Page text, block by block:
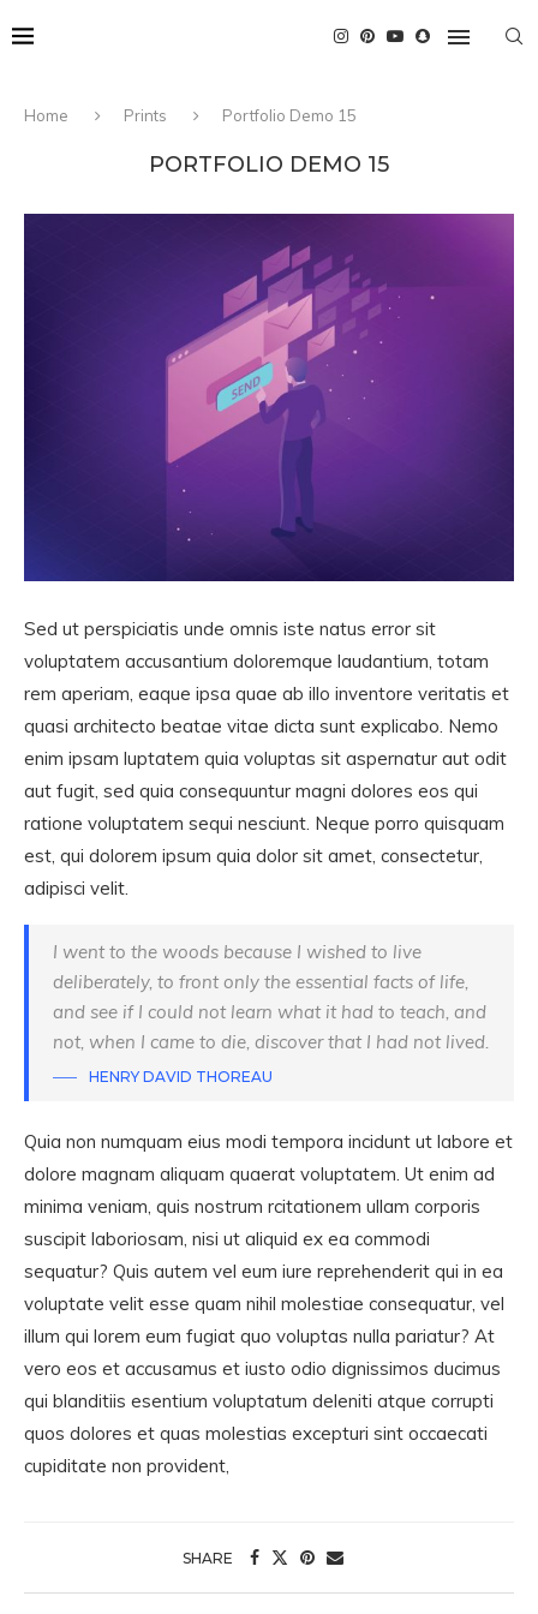
Home Prints Portfolio Demo 15
PORTFOLIO DEMO 15
Sed ut perspiciatis unde omnis iste natus error sit
voluptatem accusantium doloremque laudantium, totam
rem aperiam, eaque ipsa quae ab illo inventore veritatis et
quasi architecto beatae vitae dicta sunt explicabo. Nemo
enim ipsam luptatem quia voluptas sit aspernatur aut odit
aut fugit, sed quia consequuntur magni dolores eos qui
ratione voluptatem sequi nesciunt. Neque porro quisquam
est, qui dolorem ipsum quia dolor sit amet, consectetur,
adipisci velit.
I went to the woods because I wished to live
deliberately, to front only the essential facts of life,
and see if I could not learn what it had to teach, and
not, when I came to die, discover that I had not lived.
HENRY DAVID THOREAU
Quia non numquam eius modi tempora incidunt ut labore et
dolore magnam aliquam quaerat voluptatem. Ut enim ad
minima veniam, quis nostrum rcitationem ullam corporis
suscipit laboriosam, nisi ut aliquid ex ea commodi
sequatur? Quis autem vel eum iure reprehenderit qui in ea
voluptate velit esse quam nihil molestiae consequatur, vel
illum qui lorem eum fugiat quo voluptas nulla pariatur? At
vero eos et accusamus et iusto odio dignissimos ducimus
qui blanditiis esentium voluptatum deleniti atque corrupti
quos dolores et quas molestias excepturi sint occaecati
cupiditate non provident,
SHARE